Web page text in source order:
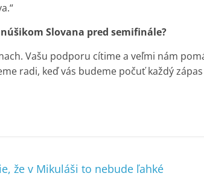
Slovana pred semifinále?
Vašu podporu cítime a veľmi nám
radi, keď vás budeme počuť každý
že v Mikuláši to nebude ľahké